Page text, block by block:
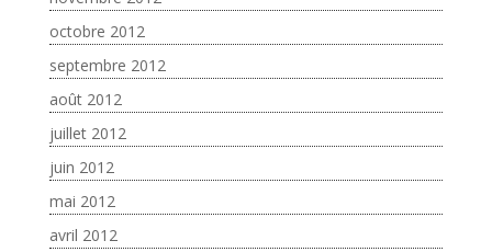
octobre 2012
septembre 2012
août 2012
juillet 2012
juin 2012
mai 2012
avril 2012